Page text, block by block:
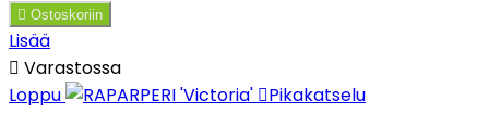
 Ostoskoriin
Lisää
 Varastossa
Loppu
Pikakatselu